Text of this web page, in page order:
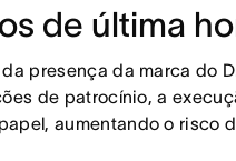
de última
presença da marca do
de patrocínio, a
aumentando o risco